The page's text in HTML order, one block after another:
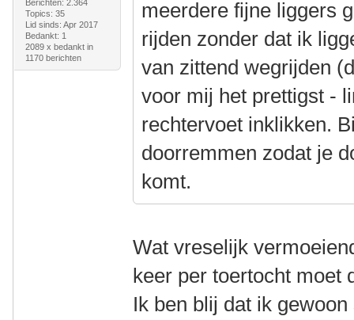
Berichten: 2.364
Topics: 35
Lid sinds: Apr 2017
Bedankt: 1
2089 x bedankt in
1170 berichten
meerdere fijne liggers
rijden zonder dat ik
van zittend wegrijden
voor mij het prettigst -
rechtervoet inklikken.
doorremmen zodat je
komt.
Wat vreselijk
keer per toertocht moet
Ik ben blij dat ik